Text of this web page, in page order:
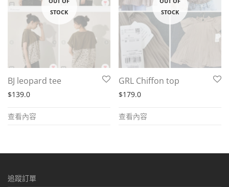
BJ leopard tee
$139.0
查看內容
GRL Chiffon top
$179.0
查看內容
追蹤訂單